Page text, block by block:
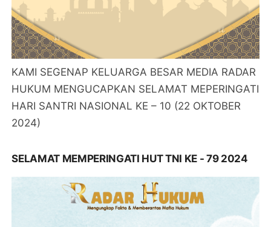
KAMI SEGENAP KELUARGA BESAR MEDIA RADAR
HUKUM MENGUCAPKAN SELAMAT MEPERINGATI
HARI SANTRI NASIONAL KE – 10 (22 OKTOBER
2024)
SELAMAT MEMPERINGATI HUT TNI KE - 79 2024